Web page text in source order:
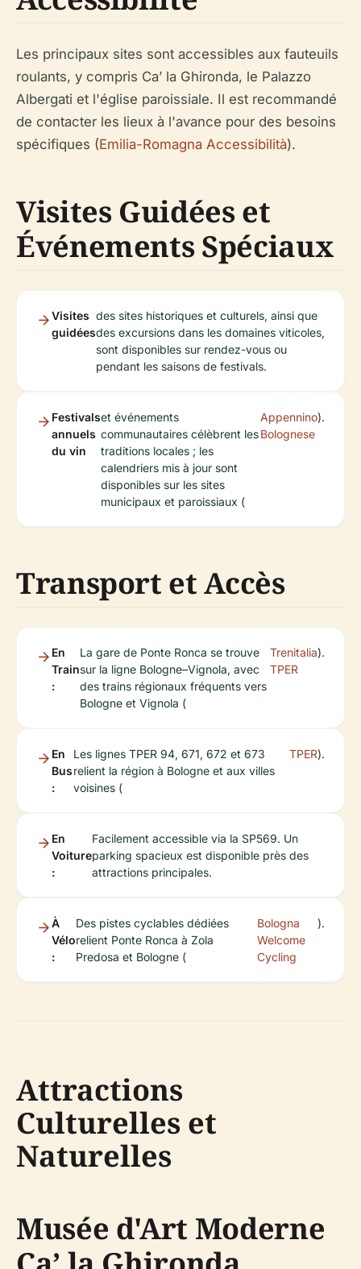
Les principaux sites sont accessibles aux fauteuils
roulants, y compris Ca’ la Ghironda, le Palazzo
Albergati et l'église paroissiale. Il est recommandé
de contacter les lieux à l'avance pour des besoins
spécifiques (Emilia-Romagna Accessibilità).
Visites Guidées et
Événements Spéciaux
Visites
guidées
des sites historiques et culturels, ainsi que
des excursions dans les domaines viticoles,
sont disponibles sur rendez-vous ou
pendant les saisons de festivals.
Festivals
annuels
du vin
et événements
communautaires célèbrent les
traditions locales ; les
calendriers mis à jour sont
disponibles sur les sites
municipaux et paroissiaux (
Appennino
Bolognese
).
Transport et Accès
En
Train
:
La gare de Ponte Ronca se trouve
sur la ligne Bologne–Vignola, avec
des trains régionaux fréquents vers
Bologne et Vignola (
Trenitalia
TPER
).
En
Bus
:
Les lignes TPER 94, 671, 672 et 673
relient la région à Bologne et aux villes
voisines (
TPER).
En
Voiture
:
Facilement accessible via la SP569. Un
parking spacieux est disponible près des
attractions principales.
À
Vélo
:
Des pistes cyclables dédiées
relient Ponte Ronca à Zola
Predosa et Bologne (
Bologna
Welcome
Cycling
).
Attractions
Culturelles et
Naturelles
Musée d'Art Moderne